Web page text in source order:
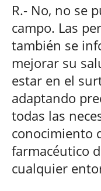
R.- No, no se
campo. Las
también se
mejorar su
estar en el
adaptando
todas las
conocimiento
farmacéutico
cualquier